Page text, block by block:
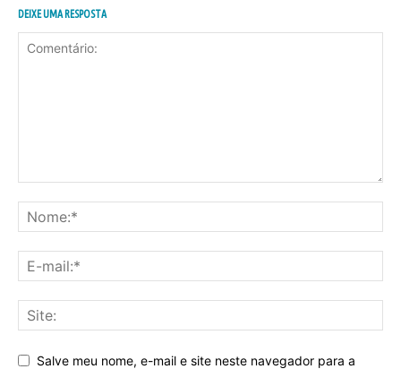
DEIXE UMA RESPOSTA
Salve meu nome, e-mail e site neste navegador para a